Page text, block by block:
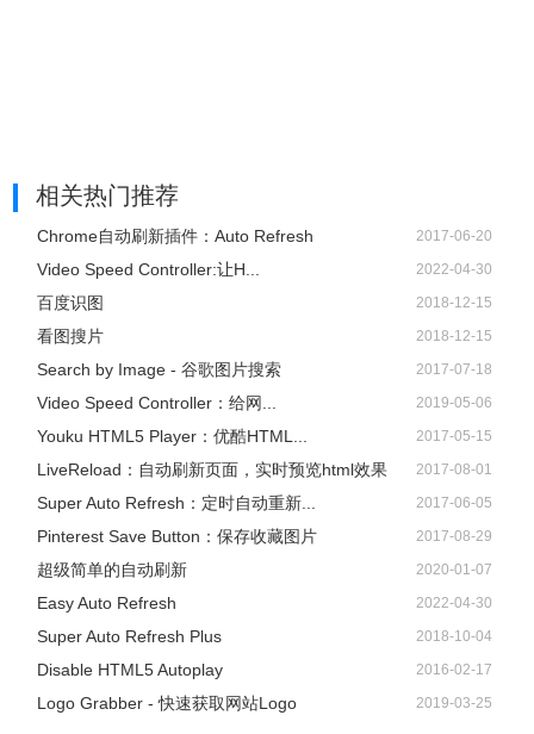
相关热门推荐
Chrome自动刷新插件：Auto Refresh 2017-06-20
Video Speed Controller:让H... 2022-04-30
百度识图 2018-12-15
看图搜片 2018-12-15
Search by Image - 谷歌图片搜索 2017-07-18
Video Speed Controller：给网... 2019-05-06
Youku HTML5 Player：优酷HTML... 2017-05-15
LiveReload：自动刷新页面，实时预览html效果 2017-08-01
Super Auto Refresh：定时自动重新... 2017-06-05
Pinterest Save Button：保存收藏图片 2017-08-29
超级简单的自动刷新 2020-01-07
Easy Auto Refresh 2022-04-30
Super Auto Refresh Plus 2018-10-04
Disable HTML5 Autoplay 2016-02-17
Logo Grabber - 快速获取网站Logo 2019-03-25